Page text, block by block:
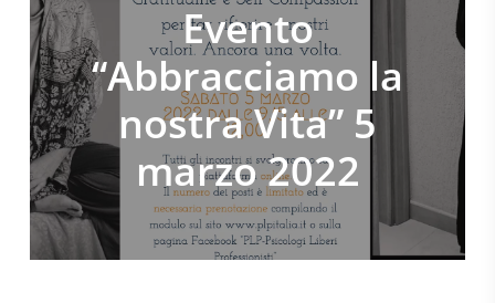
Evento
“Abbracciamo la
nostra Vita” 5
marzo 2022